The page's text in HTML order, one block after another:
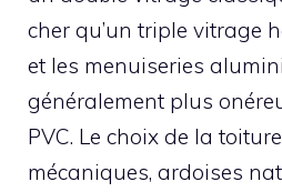
cher qu’un triple vitrage
et les menuiseries
généralement plus
PVC. Le choix de la
mécaniques, ardoises